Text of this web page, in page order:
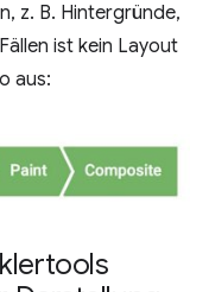
z. B. Hintergründe,
ist kein Layout
aus: